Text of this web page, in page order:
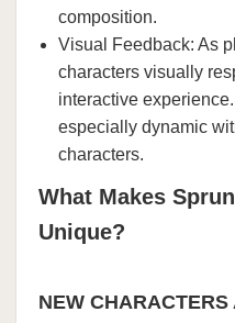
composition.
Visual Feedback: As
characters visually
interactive
especially dynamic
characters.
What Makes
Unique?
NEW CHARACTERS